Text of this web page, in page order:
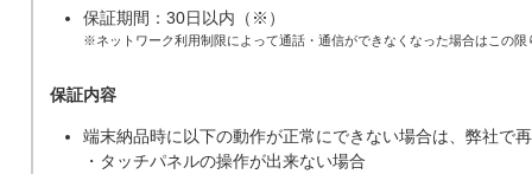
保証期間：30日以内（※）
※ネットワーク利用制限によって通話・通信ができなくなった場合はこの限
保証内容
端末納品時に以下の動作が正常にできない場合は、弊社で
・タッチパネルの操作が出来ない場合